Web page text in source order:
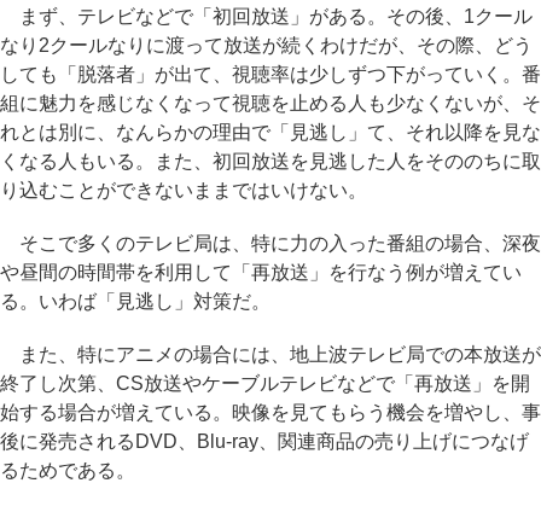
まず、テレビなどで「初回放送」がある。その後、1クール
なり2クールなりに渡って放送が続くわけだが、その際、どう
しても「脱落者」が出て、視聴率は少しずつ下がっていく。番
組に魅力を感じなくなって視聴を止める人も少なくないが、そ
れとは別に、なんらかの理由で「見逃し」て、それ以降を見な
くなる人もいる。また、初回放送を見逃した人をそののちに取
り込むことができないままではいけない。
そこで多くのテレビ局は、特に力の入った番組の場合、深夜
や昼間の時間帯を利用して「再放送」を行なう例が増えてい
る。いわば「見逃し」対策だ。
また、特にアニメの場合には、地上波テレビ局での本放送が
終了し次第、CS放送やケーブルテレビなどで「再放送」を開
始する場合が増えている。映像を見てもらう機会を増やし、事
後に発売されるDVD、Blu-ray、関連商品の売り上げにつなげ
るためである。